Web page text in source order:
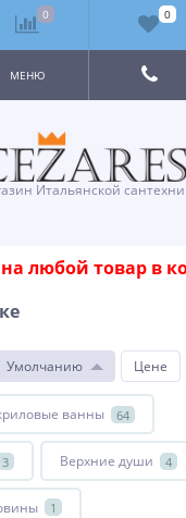
Итальянской
МЕНЮ
любой товар в
Умолчанию Цене
ванны 64
3 Верхние души 4
1
0 0